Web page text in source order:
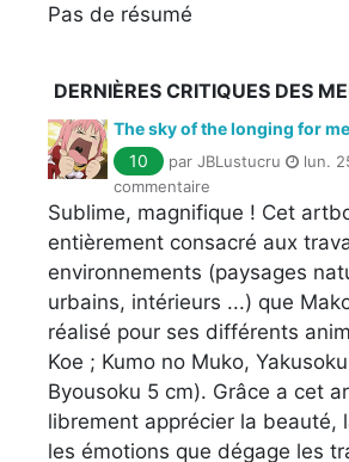
Pas de résumé
DERNIÈRES CRITIQUES DES
The sky of the longing for
10
par JBLustucru lun.
commentaire
Sublime, magnifique ! Cet
entièrement consacré aux
environnements (paysages
urbains, intérieurs ...) que
réalisé pour ses différents
Koe ; Kumo no Muko,
Byousoku 5 cm). Grâce a cet
librement apprécier la beauté,
les émotions que dégage les